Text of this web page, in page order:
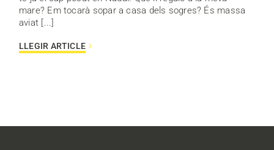
mare? Em tocarà sopar a casa dels sogres? És massa
aviat [...]
LLEGIR ARTICLE